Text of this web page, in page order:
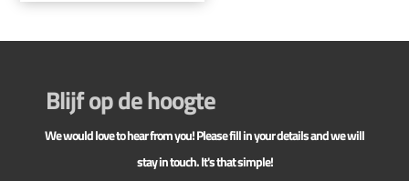
Blijf op de hoogte
We would love to hear from you! Please fill in your details and we will
stay in touch. It's that simple!